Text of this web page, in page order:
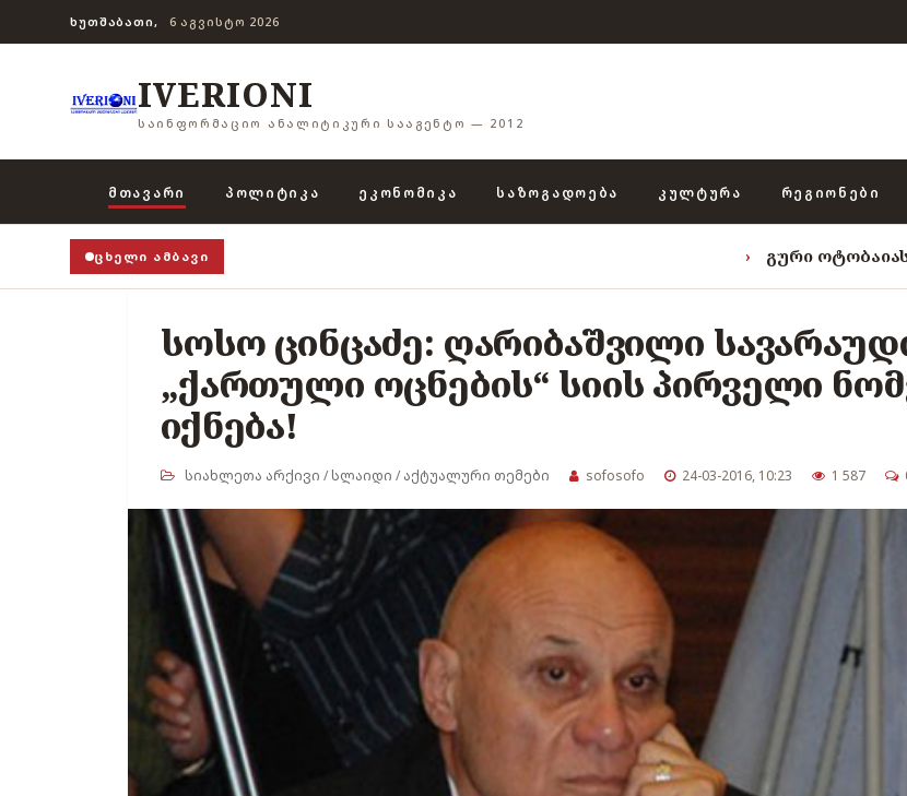
ᲮᲣᲗᲨᲐᲑᲐᲗᲘ, 6 ᲐᲒᲕᲘᲡᲢᲝ 2026
IVERIONI
ᲡᲐᲘᲜᲤᲝᲠᲛᲐᲪᲘᲝ ᲐᲜᲐᲚᲘᲢᲘᲙᲣᲠᲘ ᲡᲐᲐᲒᲔᲜᲢᲝ — 2012
ᲛᲗᲐᲕᲐᲠᲘ ᲞᲝᲚᲘᲢᲘᲙᲐ ᲔᲙᲝᲜᲝᲛᲘᲙᲐ ᲡᲐᲖᲝᲒᲐᲓᲝᲔᲑᲐ ᲙᲣᲚᲢᲣᲠᲐ ᲠᲔᲒᲘᲝᲜᲔᲑᲘ
ᲪᲮᲔᲚᲘ ᲐᲛᲑᲐᲕᲘ გური ოტობაიას ტრიადა:
სოსო ცინცაძე: ღარიბაშვილი
„ქართული ოცნების“ სიის პირველი
იქნება!
სიახლეთა არქივი /სლაიდი /აქტუალური თემები sofosofo 24-03-2016, 10:23 1 587